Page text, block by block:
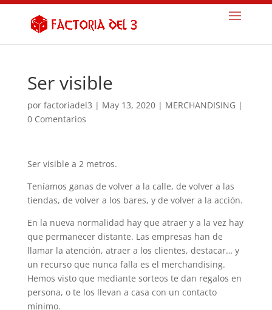
Ser visible
por factoriadel3 | May 13, 2020| MERCHANDISING |
0 Comentarios
Ser visible a 2 metros.
Teníamos ganas de volver a la calle, de volver a las
tiendas, de volver a los bares, y de volver a la acción.
En la nueva normalidad hay que atraer y a la vez hay
que permanecer distante. Las empresas han de
llamar la atención, atraer a los clientes, destacar… y
un recurso que nunca falla es el merchandising.
Hemos visto que mediante sorteos te dan regalos en
persona, o te los llevan a casa con un contacto
mínimo.